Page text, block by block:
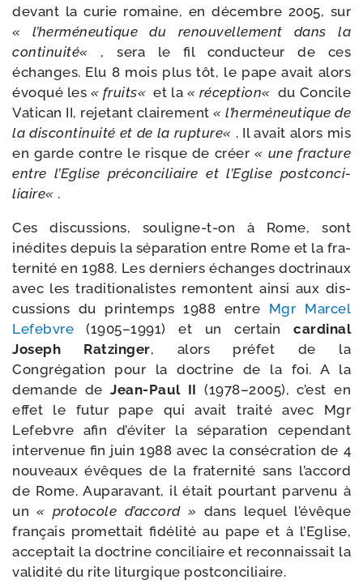
devant la curie romaine, en décembre 2005, sur
« l’herméneutique du renou­vel­le­ment dans la
conti­nui­té« , sera le fil conduc­teur de ces
échanges. Elu 8 mois plus tôt, le pape avait alors
évo­qué les « fruits« et la « récep­tion« du Concile
Vatican II, reje­tant clai­re­ment « l’herméneutique de
la dis­con­ti­nui­té et de la rup­ture« . Il avait alors mis
en garde contre le risque de créer« une frac­ture
entre l’Eglise pré­con­ci­liaire et l’Eglise post­con­ci­
liaire« .
Ces dis­cus­sions, souligne-​t-​on à Rome, sont
inédites depuis la sépa­ra­tion entre Rome et la fra­
ter­ni­té en 1988. Les der­niers échanges doc­tri­naux
avec les tra­di­tio­na­listes remontent ain­si aux dis­
cus­sions du prin­temps 1988 entre Mgr Marcel
Lefebvre (1905–1991) et un cer­tain car­di­nal
Joseph Ratzinger, alors pré­fet de la
Congrégation pour la doc­trine de la foi. A la
demande de Jean-​Paul II (1978–2005), c’est en
effet le futur pape qui avait trai­té avec Mgr
Lefebvre afin d’éviter la sépa­ra­tion cepen­dant
inter­ve­nue fin juin 1988 avec la consé­cra­tion de 4
nou­veaux évêques de la fra­ter­ni­té sans l’accord
de Rome. Auparavant, il était pour­tant par­ve­nu à
un« pro­to­cole d’accord » dans lequel l’évêque
fran­çais pro­met­tait fidé­li­té au pape et à l’Eglise,
accep­tait la doc­trine conci­liaire et recon­nais­sait la
vali­di­té du rite litur­gique postconciliaire.